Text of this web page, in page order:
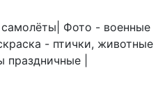
Фото - военные
- птички, животные
праздничные |